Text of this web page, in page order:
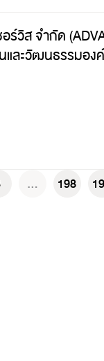
ร์วิส จำกัด
ละวัฒนธรรมอง
... 198